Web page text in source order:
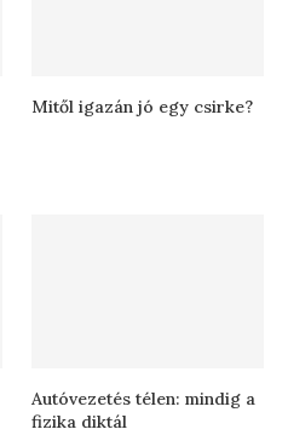
Mitől igazán jó egy csirke?
Autóvezetés télen: mindig a
fizika diktál